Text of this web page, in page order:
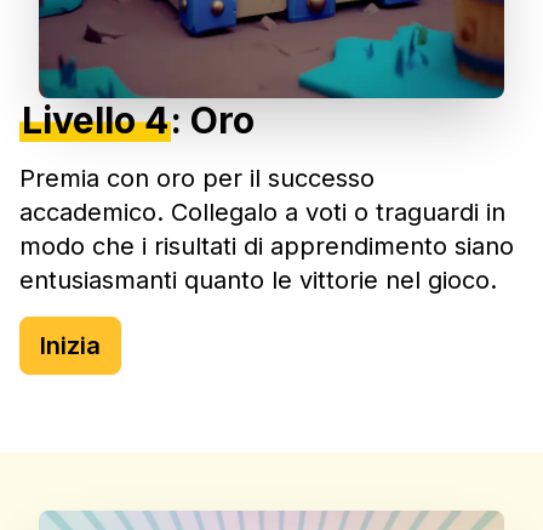
Livello 4: Oro
Premia con oro per il successo
accademico. Collegalo a voti o traguardi in
modo che i risultati di apprendimento siano
entusiasmanti quanto le vittorie nel gioco.
Inizia